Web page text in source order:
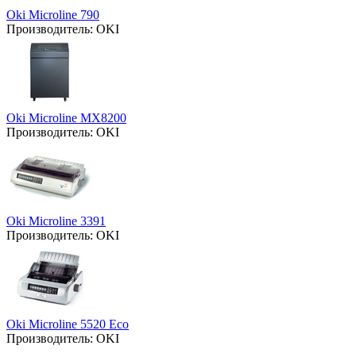
Oki Microline 790
Производитель: OKI
Oki Microline MX8200
Производитель: OKI
Oki Microline 3391
Производитель: OKI
Oki Microline 5520 Eco
Производитель: OKI